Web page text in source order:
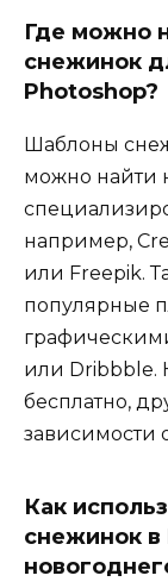
Где можно
снежинок
Photoshop?
Шаблоны
можно найти
например,
или Freepik.
популярные
или Dribbble.
бесплатно,
зависимости
Как
снежинок в